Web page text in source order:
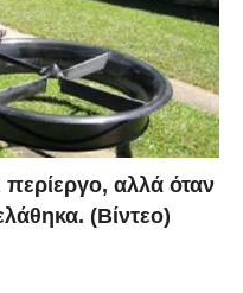
περίεργο, αλλά όταν
(Βίντεο)